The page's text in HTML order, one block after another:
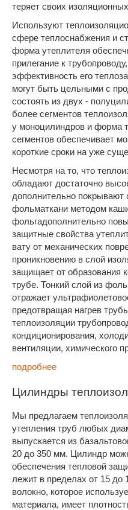
теряет своих
Используют
сфере теплоснабжения и
форма утеплителя
прилегание к
эффективность его
могут быть цельными с
состоять из двух -
более сегментов
у моноцилиндров и форма
сегментов обеспечивает
короткие сроки на уже
Несмотря на то, что
обладают достаточно
дополнительно
фольматкани методом
фольгадополнительно
защитные свойства
вату от механических
проникновению в слой
защищает от образования
трубе. Тонкий слой из
отражает
предотвращая нагрев
теплоизоляции
кондиционирования,
вентиляции, химического
подробнее
Цилиндры
Мы предлагаем
утепления труб любых
выпускается из
20 до 350 мм. Цилиндр
обеспечения тепловой
лежит в пределах от 15
волокно, которое
материала, имеет